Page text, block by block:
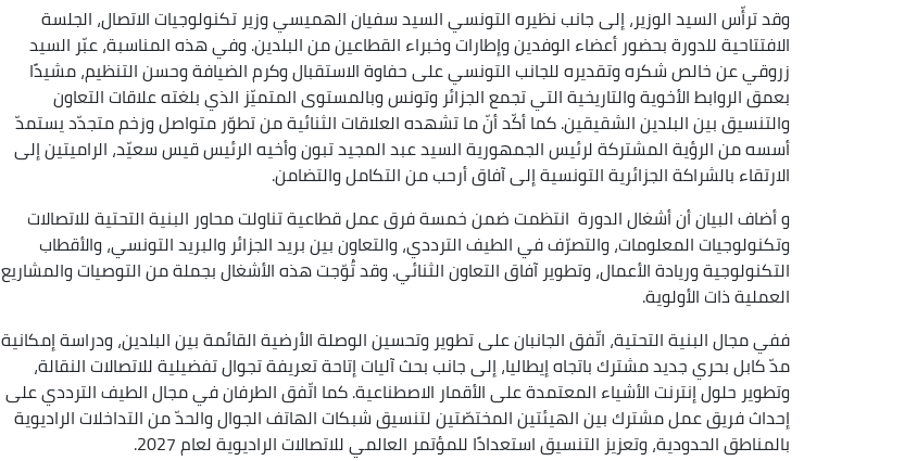
وقد ترأّس السيد الوزير، إلى جانب نظيره التونسي السيد سفيان الهميسي وزير تكنولوجيات الاتصال، الجلسة
الافتتاحية للدورة بحضور أعضاء الوفدين وإطارات وخبراء القطاعين من البلدين. وفي هذه المناسبة، عبّر السيد
زروقي عن خالص شكره وتقديره للجانب التونسي على حفاوة الاستقبال وكرم الضيافة وحسن التنظيم، مشيدًا
بعمق الروابط الأخوية والتاريخية التي تجمع الجزائر وتونس وبالمستوى المتميّز الذي بلغته علاقات التعاون
والتنسيق بين البلدين الشقيقين. كما أكّد أنّ ما تشهده العلاقات الثنائية من تطوّر متواصل وزخم متجدّد يستمدّ
أسسه من الرؤية المشتركة لرئيس الجمهورية السيد عبد المجيد تبون وأخيه الرئيس قيس سعيّد، الراميتين إلى
الارتقاء بالشراكة الجزائرية التونسية إلى آفاق أرحب من التكامل والتضامن.
و أضاف البيان أن أشغال الدورة انتظمت ضمن خمسة فرق عمل قطاعية تناولت محاور البنية التحتية للاتصالات
وتكنولوجيات المعلومات، والتصرّف في الطيف الترددي، والتعاون بين بريد الجزائر والبريد التونسي، والأقطاب
التكنولوجية وريادة الأعمال، وتطوير آفاق التعاون الثنائي. وقد تُوّجت هذه الأشغال بجملة من التوصيات والمشاريع
العملية ذات الأولوية.
ففي مجال البنية التحتية، اتّفق الجانبان على تطوير وتحسين الوصلة الأرضية القائمة بين البلدين، ودراسة إمكانية
مدّ كابل بحري جديد مشترك باتجاه إيطاليا، إلى جانب بحث آليات إتاحة تعريفة تجوال تفضيلية للاتصالات النقالة،
وتطوير حلول إنترنت الأشياء المعتمدة على الأقمار الاصطناعية. كما اتّفق الطرفان في مجال الطيف الترددي على
إحداث فريق عمل مشترك بين الهيئتين المختصّتين لتنسيق شبكات الهاتف الجوال والحدّ من التداخلات الراديوية
بالمناطق الحدودية، وتعزيز التنسيق استعدادًا للمؤتمر العالمي للاتصالات الراديوية لعام 2027.